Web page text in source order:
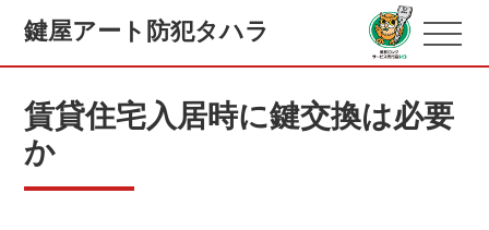
鍵屋アート防犯タハラ
賃貸住宅入居時に鍵交換は必要
か